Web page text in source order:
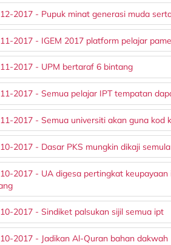
2017 - Pupuk minat generasi muda
2017 - IGEM 2017 platform pelajar
2017 - UPM bertaraf 6 bintang
2017 - Semua pelajar IPT tempatan
2017 - Semua universiti akan guna kod
2017 - Dasar PKS mungkin dikaji
2017 - UA digesa pertingkat
2017 - Sindiket palsukan sijil semua ipt
2017 - Jadikan Al-Quran bahan dakwah